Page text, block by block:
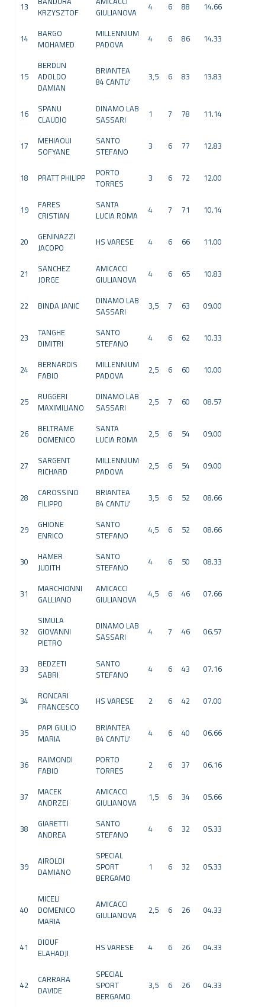
13
KRZYSZTOF
GIULIANOVA
4 6 88 14.66
14
BARGO
MOHAMED
MILLENNIUM
PADOVA
4 6 86 14.33
15
BERDUN
ADOLDO
DAMIAN
BRIANTEA
84 CANTU'
3,5 6 83 13.83
16
SPANU
CLAUDIO
DINAMO LAB
SASSARI
1 7 78 11.14
17
MEHIAOUI
SOFYANE
SANTO
STEFANO
3 6 77 12.83
18 PRATT PHILIPP
PORTO
TORRES
3 6 72 12.00
19
FARES
CRISTIAN
SANTA
LUCIA ROMA
4 7 71 10.14
20
GENINAZZI
JACOPO
HS VARESE 4 6 66 11.00
21
SANCHEZ
JORGE
AMICACCI
GIULIANOVA
4 6 65 10.83
22 BINDA JANIC
DINAMO LAB
SASSARI
3,5 7 63 09.00
23
TANGHE
DIMITRI
SANTO
STEFANO
4 6 62 10.33
24
BERNARDIS
FABIO
MILLENNIUM
PADOVA
2,5 6 60 10.00
25
RUGGERI
MAXIMILIANO
DINAMO LAB
SASSARI
2,5 7 60 08.57
26
BELTRAME
DOMENICO
SANTA
LUCIA ROMA
2,5 6 54 09.00
27
SARGENT
RICHARD
MILLENNIUM
PADOVA
2,5 6 54 09.00
28
CAROSSINO
FILIPPO
BRIANTEA
84 CANTU'
3,5 6 52 08.66
29
GHIONE
ENRICO
SANTO
STEFANO
4,5 6 52 08.66
30
HAMER
JUDITH
SANTO
STEFANO
4 6 50 08.33
31
MARCHIONNI
GALLIANO
AMICACCI
GIULIANOVA
4,5 6 46 07.66
32
SIMULA
GIOVANNI
PIETRO
DINAMO LAB
SASSARI
4 7 46 06.57
33
BEDZETI
SABRI
SANTO
STEFANO
4 6 43 07.16
34
RONCARI
FRANCESCO
HS VARESE 2 6 42 07.00
35
PAPI GIULIO
MARIA
BRIANTEA
84 CANTU'
4 6 40 06.66
36
RAIMONDI
FABIO
PORTO
TORRES
2 6 37 06.16
37
MACEK
ANDRZEJ
AMICACCI
GIULIANOVA
1,5 6 34 05.66
38
GIARETTI
ANDREA
SANTO
STEFANO
4 6 32 05.33
39
AIROLDI
DAMIANO
SPECIAL
SPORT
BERGAMO
1 6 32 05.33
40
MICELI
DOMENICO
MARIA
AMICACCI
GIULIANOVA
2,5 6 26 04.33
41
DIOUF
ELAHADJI
HS VARESE 4 6 26 04.33
42
CARRARA
DAVIDE
SPECIAL
SPORT
BERGAMO
3,5 6 26 04.33